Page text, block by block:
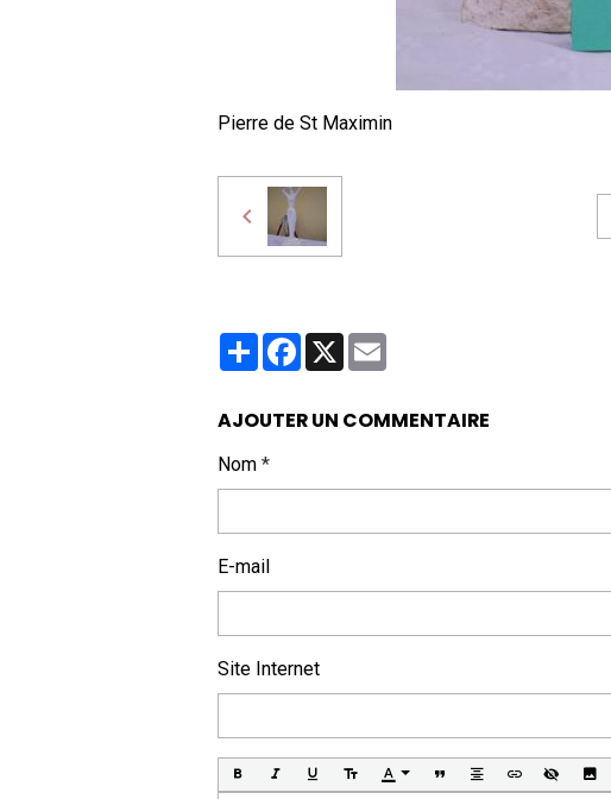
Pierre de St Maximin
PartagerFacebook
X
AJOUTER UN COMMENTAIRE
Nom
E-mail
Site Internet